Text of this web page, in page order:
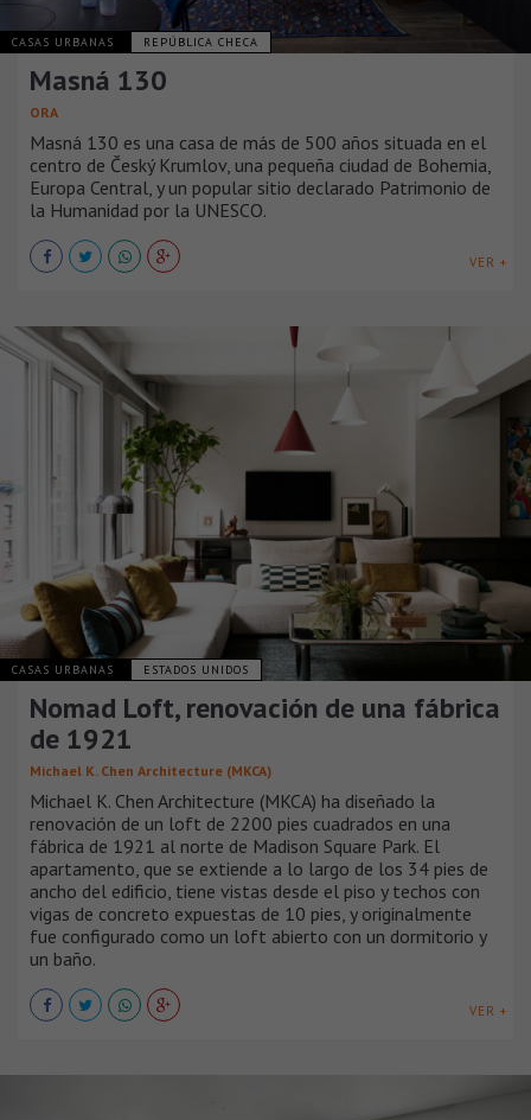
CASAS URBANAS REPÚBLICA CHECA
Masná 130
ORA
Masná 130 es una casa de más de 500 años situada en el
centro de Český Krumlov, una pequeña ciudad de Bohemia,
Europa Central, y un popular sitio declarado Patrimonio de
la Humanidad por la UNESCO.
VER +
CASAS URBANAS ESTADOS UNIDOS
Nomad Loft, renovación de una fábrica
de 1921
Michael K. Chen Architecture (MKCA)
Michael K. Chen Architecture (MKCA) ha diseñado la
renovación de un loft de 2200 pies cuadrados en una
fábrica de 1921 al norte de Madison Square Park. El
apartamento, que se extiende a lo largo de los 34 pies de
ancho del edificio, tiene vistas desde el piso y techos con
vigas de concreto expuestas de 10 pies, y originalmente
fue configurado como un loft abierto con un dormitorio y
un baño.
VER +